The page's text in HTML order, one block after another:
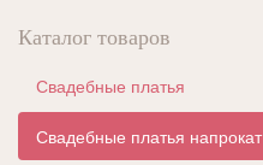
Каталог товаров
Свадебные платья
Свадебные платья напрокат